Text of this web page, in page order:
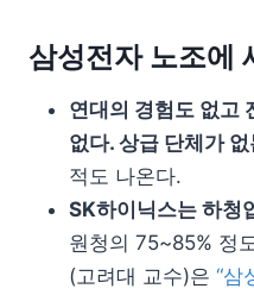
삼성전자 노조에
연대의 경험도 없고
없다. 상급 단체가
적도 나온다.
SK하이닉스는 하청
원청의 75~85% 정
(고려대 교수)은 “삼